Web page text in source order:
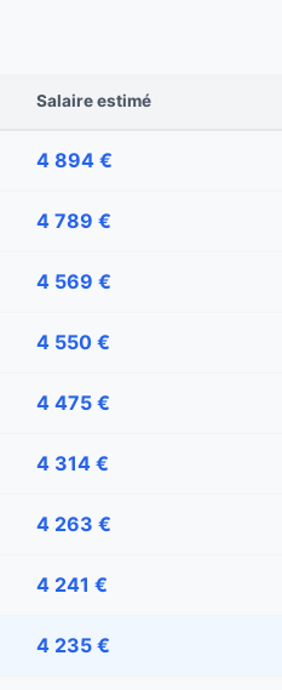
Salaire estimé
4 894 €
4 789 €
4 569 €
4 550 €
4 475 €
4 314 €
4 263 €
4 241 €
4 235 €